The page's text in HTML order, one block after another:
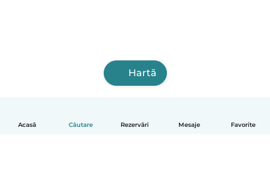
Acasă Căutare Rezervări Mesaje Favorite
Hartă